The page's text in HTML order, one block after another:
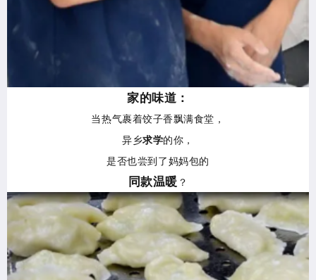
家的味道：
当热气裹着饺子香飘满食堂，
异乡求学的你，
是否也尝到了妈妈包的
同款温暖 ？